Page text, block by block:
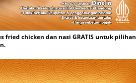
fried chicken dan nasi GRATIS untuk pilihan